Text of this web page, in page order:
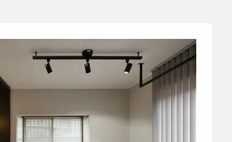
7611
ス
7171